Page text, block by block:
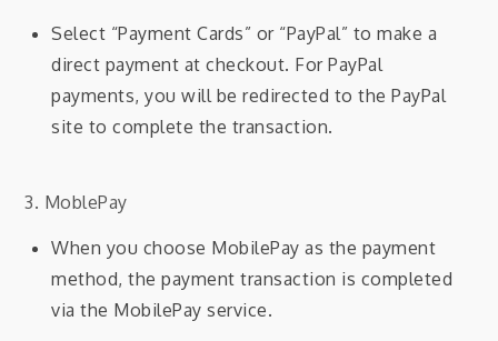
Select “Payment Cards” or “PayPal” to make a
direct payment at checkout. For PayPal
payments, you will be redirected to the PayPal
site to complete the transaction.
3. MoblePay
When you choose MobilePay as the payment
method, the payment transaction is completed
via the MobilePay service.